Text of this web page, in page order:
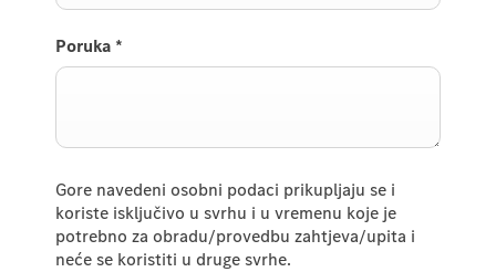
Poruka *
Gore navedeni osobni podaci prikupljaju se i
koriste isključivo u svrhu i u vremenu koje je
potrebno za obradu/provedbu zahtjeva/upita i
neće se koristiti u druge svrhe.